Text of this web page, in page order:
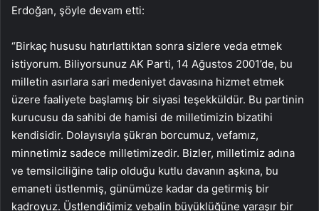
Erdoğan, şöyle devam etti:
“Birkaç hususu hatırlattıktan sonra sizlere veda etmek
istiyorum. Biliyorsunuz AK Parti, 14 Ağustos 2001’de, bu
milletin asırlara sari medeniyet davasına hizmet etmek
üzere faaliyete başlamış bir siyasi teşekküldür. Bu partinin
kurucusu da sahibi de hamisi de milletimizin bizatihi
kendisidir. Dolayısıyla şükran borcumuz, vefamız,
minnetimiz sadece milletimizedir. Bizler, milletimiz adına
ve temsilciliğine talip olduğu kutlu davanın aşkına, bu
emaneti üstlenmiş, günümüze kadar da getirmiş bir
kadroyuz. Üstlendiğimiz vebalin büyüklüğüne yaraşır bir